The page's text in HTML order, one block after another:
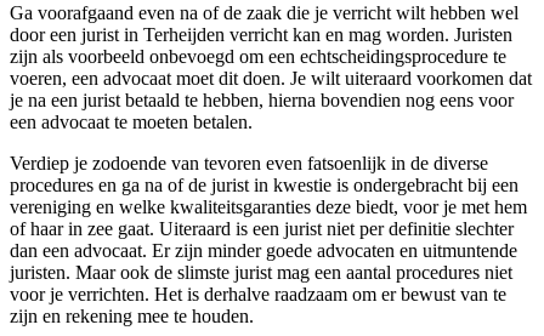
Ga voorafgaand even na of de zaak die je verricht wilt hebben wel
door een jurist in Terheijden verricht kan en mag worden. Juristen
zijn als voorbeeld onbevoegd om een echtscheidingsprocedure te
voeren, een advocaat moet dit doen. Je wilt uiteraard voorkomen dat
je na een jurist betaald te hebben, hierna bovendien nog eens voor
een advocaat te moeten betalen.
Verdiep je zodoende van tevoren even fatsoenlijk in de diverse
procedures en ga na of de jurist in kwestie is ondergebracht bij een
vereniging en welke kwaliteitsgaranties deze biedt, voor je met hem
of haar in zee gaat. Uiteraard is een jurist niet per definitie slechter
dan een advocaat. Er zijn minder goede advocaten en uitmuntende
juristen. Maar ook de slimste jurist mag een aantal procedures niet
voor je verrichten. Het is derhalve raadzaam om er bewust van te
zijn en rekening mee te houden.